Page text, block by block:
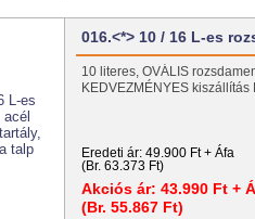
016.<*> 10 / 16 L-es
10 literes, OVÁLIS
KEDVEZMÉNYES
Eredeti ár: 49.900 Ft + Áfa
(Br. 63.373 Ft)
Akciós ár: 43.990 Ft +
(Br. 55.867 Ft)